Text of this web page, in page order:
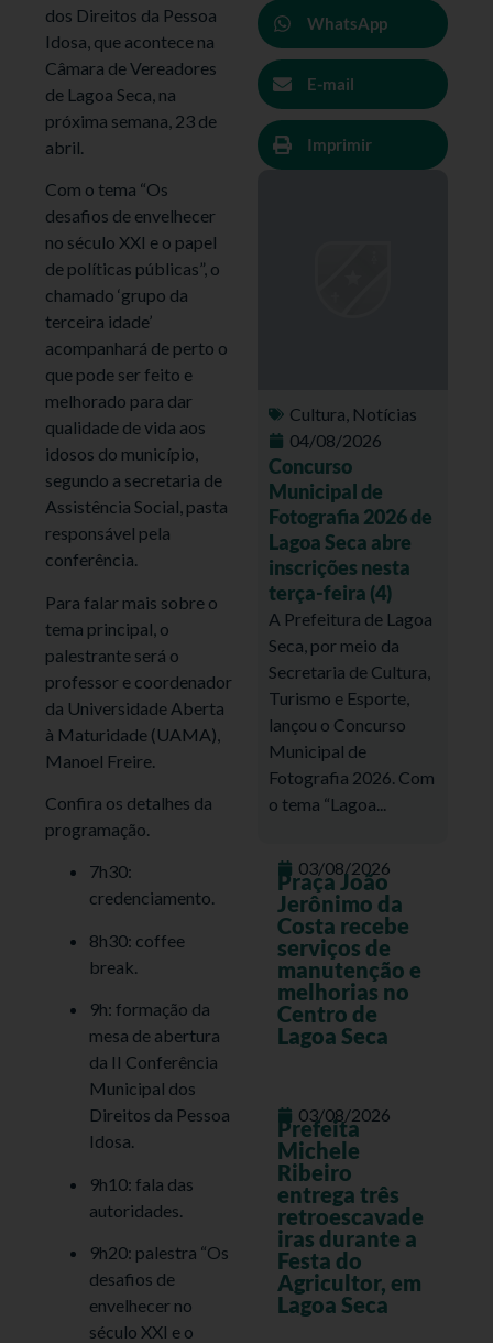
dos Direitos da Pessoa
Idosa, que acontece na
Câmara de Vereadores
de Lagoa Seca, na
próxima semana, 23 de
abril.
Com o tema “Os
desafios de envelhecer
no século XXI e o papel
de políticas públicas”, o
chamado ‘grupo da
terceira idade’
acompanhará de perto o
que pode ser feito e
melhorado para dar
qualidade de vida aos
idosos do município,
segundo a secretaria de
Assistência Social, pasta
responsável pela
conferência.
Para falar mais sobre o
tema principal, o
palestrante será o
professor e coordenador
da Universidade Aberta
à Maturidade (UAMA),
Manoel Freire.
Confira os detalhes da
programação.
7h30:
credenciamento.
8h30: coffee
break.
9h: formação da
mesa de abertura
da II Conferência
Municipal dos
Direitos da Pessoa
Idosa.
9h10: fala das
autoridades.
9h20: palestra “Os
desafios de
envelhecer no
século XXI e o
WhatsApp
E-mail
Imprimir
Cultura, Notícias
04/08/2026
Concurso
Municipal de
Fotografia 2026 de
Lagoa Seca abre
inscrições nesta
terça-feira (4)
A Prefeitura de Lagoa
Seca, por meio da
Secretaria de Cultura,
Turismo e Esporte,
lançou o Concurso
Municipal de
Fotografia 2026. Com
o tema “Lagoa...
03/08/2026
Praça João
Jerônimo da
Costa recebe
serviços de
manutenção e
melhorias no
Centro de
Lagoa Seca
03/08/2026
Prefeita
Michele
Ribeiro
entrega três
retroescavade
iras durante a
Festa do
Agricultor, em
Lagoa Seca